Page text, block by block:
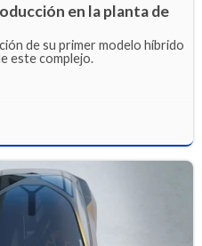
en la planta de
de su primer modelo híbrido
este complejo.